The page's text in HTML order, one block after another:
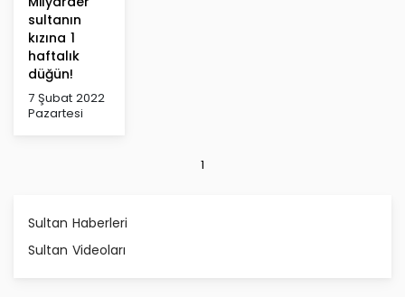
sultanın
kızına 1
haftalık
düğün!
7 Şubat 2022
Pazartesi
1
Sultan Haberleri
Sultan Videoları